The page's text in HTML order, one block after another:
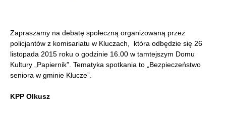
Zapraszamy na debatę społeczną organizowaną przez
policjantów z komisariatu w Kluczach, która odbędzie się 26
listopada 2015 roku o godzinie 16.00 w tamtejszym Domu
Kultury „Papiernik”. Tematyka spotkania to „Bezpieczeństwo
seniora w gminie Klucze”.
KPP Olkusz